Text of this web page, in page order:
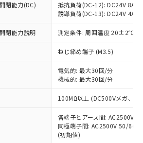
開閉能力(DC)
抵抗負荷(DC-12): DC24V 8A/
誘導負荷(DC-13): DC24V 4A/
開閉能力説明 測定条件: 周囲温度 20±2℃、
ねじ締め端子 (M3.5)
電気的: 最大30回/分
機械的: 最大30回/分
100MΩ以上 (DC500Vメガ、点
各端子とアース間: AC2500V
同極端子間: AC2500V 50/
(初期値)
ビスは、当社制御機器事業取扱
当社在庫状況および標準価格
)を提供させていただくもので
御機器事業取扱商品の中には、
ビスの対象外となる商品もある
ご了承ください。
況および標準価格照会結果は、
ている更新日時点での社内デー
づき作成されるものであり、閲
た時点での実際の在庫および標
とは異なる場合があることをご
ん。
中：EU RoHS指令（10物質）の
応状況を調査中または確認中の
ライセンス料など無形物で、有
関係のない商品です。
事情により、非含有部品として
含有品と判明した場合などや
更することがあります。
1000ppm以下、ポリ臭化ビフェニル
以下、ポリ臭化ジフェニルエーテル類
均質材料含有率が中国RoHSの
あることを示します。
均質材料含有率が中国RoHSの
ていることを示します。
確認です。当社販売部門へお問
質の基準値 (GB/T26572)：
、 Hg(水銀) : 1000ppm、 Cd(カドミウ
ム) : 1000ppm、 PBBs(ポリ臭化ビフェ
、これら貴社製品のうち、外国
よび外国貿易法に定める商品
｢規制貨物等」という）を輸出
国外への提供する場合は、日本
の輸出許可(または役務取引許
取得するなどの必要な手続きを